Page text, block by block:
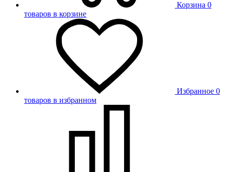
Корзина 0
товаров в корзине
Избранное 0
товаров в избранном